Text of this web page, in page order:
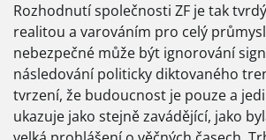
Rozhodnutí společnosti ZF je tak
realitou a varováním pro celý
nebezpečné může být ignorování
následování politicky diktovaného
tvrzení, že budoucnost je pouze a
ukazuje jako stejně zavádějící, jako